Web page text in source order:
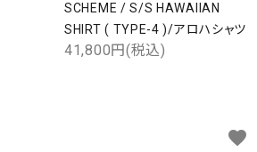
SCHEME / S/S HAWAIIAN
SHIRT ( TYPE-4 )/アロハシャツ
41,800円(税込)
favorite